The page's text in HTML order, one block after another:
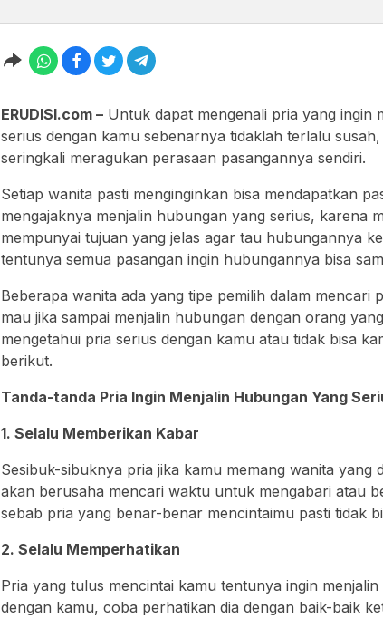
ERUDISI.com – Untuk dapat mengenali pria yang ingin
serius dengan kamu sebenarnya tidaklah terlalu
seringkali meragukan perasaan pasangannya sendiri.
Setiap wanita pasti menginginkan bisa mendapatkan
mengajaknya menjalin hubungan yang serius, karena
mempunyai tujuan yang jelas agar tau hubungannya
tentunya semua pasangan ingin hubungannya bisa
Beberapa wanita ada yang tipe pemilih dalam mencari
mau jika sampai menjalin hubungan dengan orang
mengetahui pria serius dengan kamu atau tidak bisa
berikut.
Tanda-tanda Pria Ingin Menjalin Hubungan Yang
1. Selalu Memberikan Kabar
Sesibuk-sibuknya pria jika kamu memang wanita yang
akan berusaha mencari waktu untuk mengabari atau
sebab pria yang benar-benar mencintaimu pasti tidak
2. Selalu Memperhatikan
Pria yang tulus mencintai kamu tentunya ingin
dengan kamu, coba perhatikan dia dengan baik-baik